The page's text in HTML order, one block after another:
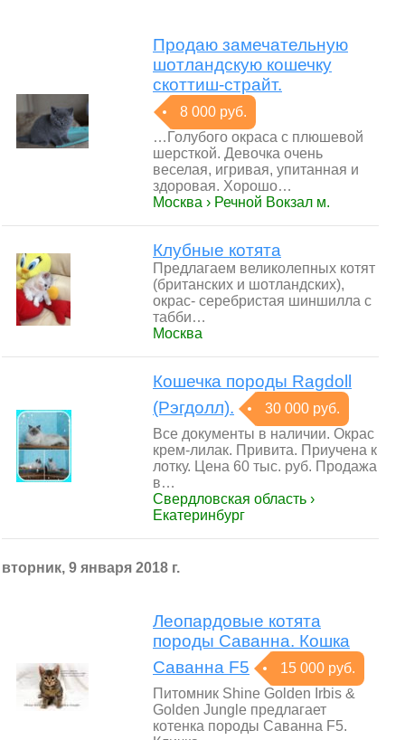
Продаю замечательную
шотландскую кошечку
скоттиш-страйт.
8 000 руб.
…Голубого окраса с плюшевой
шерсткой. Девочка очень
веселая, игривая, упитанная и
здоровая. Хорошо…
Москва › Речной Вокзал м.
Клубные котята
Предлагаем великолепных котят
(британских и шотландских),
окрас- серебристая шиншилла с
табби…
Москва
Кошечка породы Ragdoll
(Рэгдолл).
30 000 руб.
Все документы в наличии. Окрас
крем-лилак. Привита. Приучена к
лотку. Цена 60 тыс. руб. Продажа
в…
Свердловская область ›
Екатеринбург
вторник, 9 января 2018 г.
Леопардовые котята
породы Саванна. Кошка
Саванна F5
15 000 руб.
Питомник Shine Golden Irbis &
Golden Jungle предлагает
котенка породы Саванна F5.